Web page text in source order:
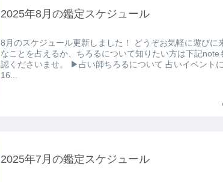
2025年8月の鑑定スケジュール
8月のスケジュール更新しました！ どうぞお気軽に遊びに来てね！ どん
なことを占えるか、ちろるについて知りたい方は下記note
認くださいませ。 ▶占い師ちろるについて 占いイベントについて 8月
16...
2025年7月の鑑定スケジュール